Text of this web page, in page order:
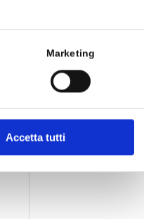
Marketing
Accetta tutti